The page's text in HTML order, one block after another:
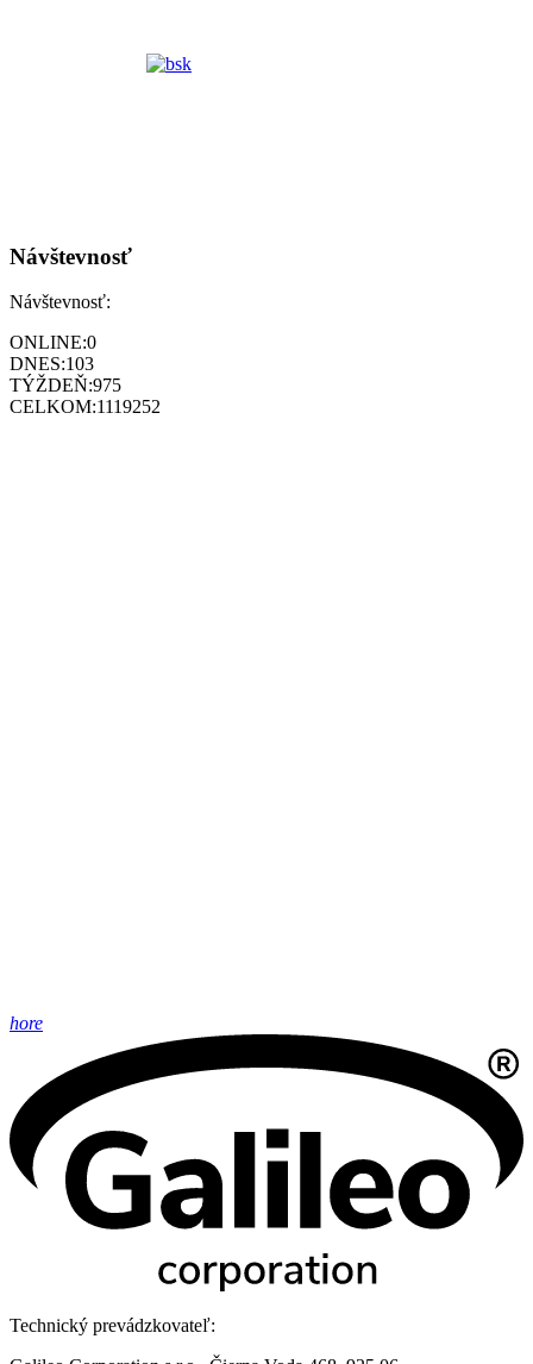
Návštevnosť
Návštevnosť:
ONLINE:0
DNES:103
TÝŽDEŇ:975
CELKOM:1119252
hore
Technický prevádzkovateľ: